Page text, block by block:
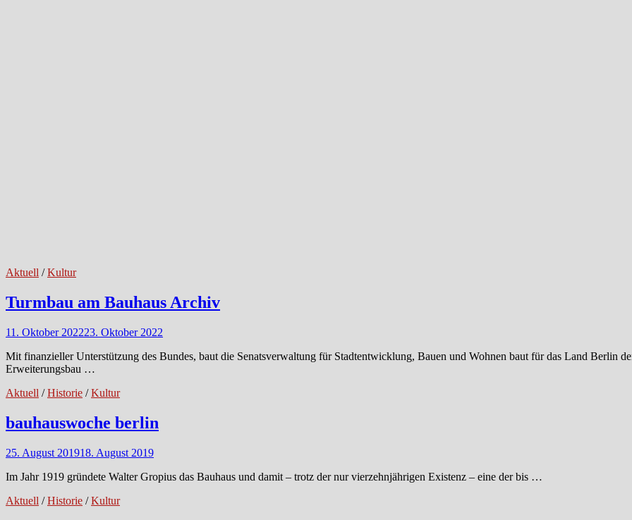
Aktuell /Kultur
Turmbau am Bauhaus Archiv
11. Oktober 202223. Oktober 2022
Mit finanzieller Unterstützung des Bundes, baut die Senatsverwaltung für Stadtentwicklung, Bauen und Wohnen baut für das Land Berlin
Erweiterungsbau …
Aktuell /Historie /Kultur
bauhauswoche berlin
25. August 201918. August 2019
Im Jahr 1919 gründete Walter Gropius das Bauhaus und damit – trotz der nur vierzehnjährigen Existenz – eine der bis …
Aktuell /Historie /Kultur